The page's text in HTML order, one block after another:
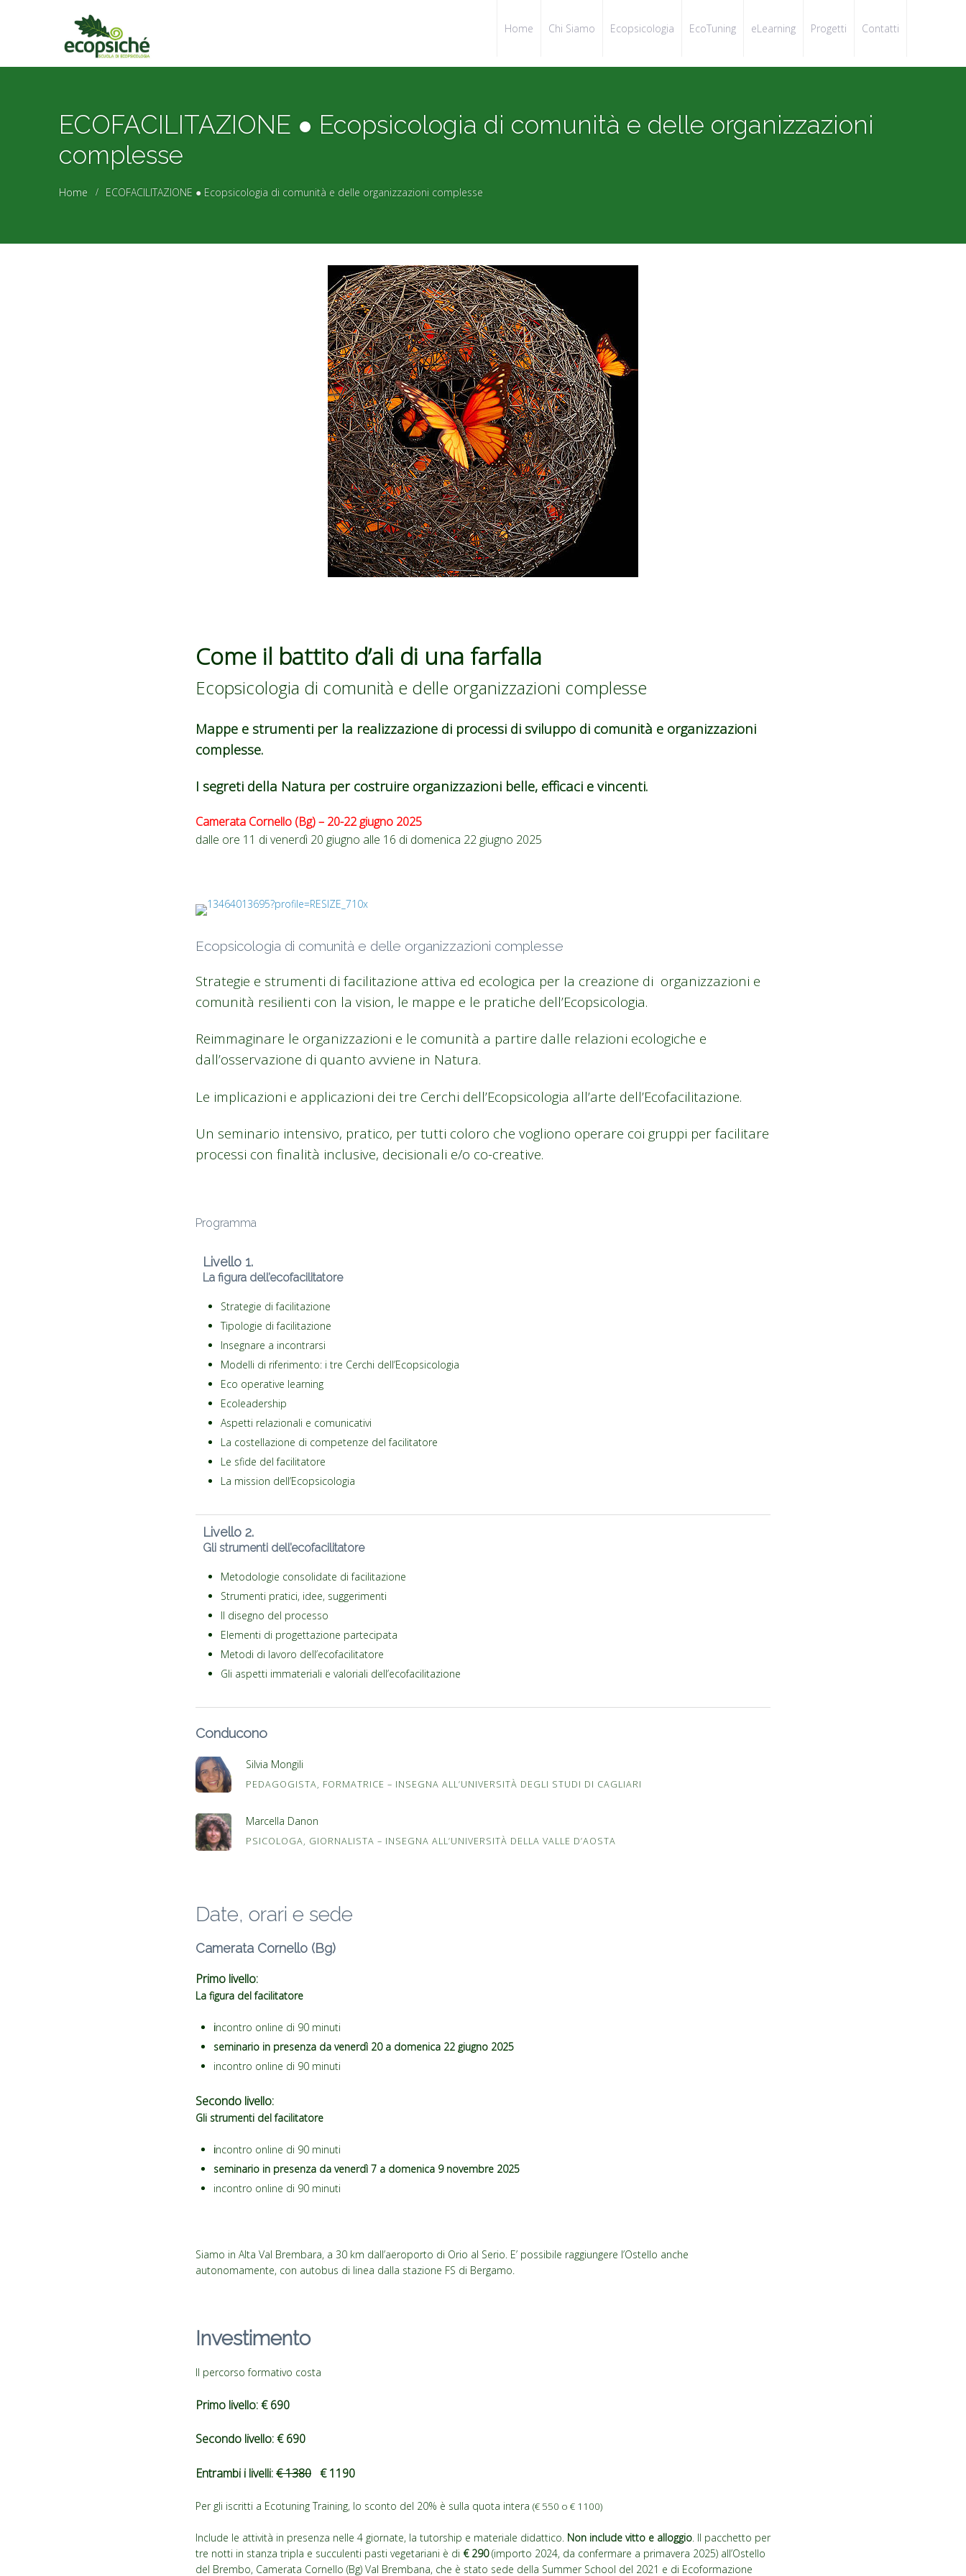
Home Chi Siamo Ecopsicologia EcoTuning eLearning Progetti Contatti
ECOFACILITAZIONE ● Ecopsicologia di comunità e delle organizzazioni
complesse
Home ECOFACILITAZIONE ● Ecopsicologia di comunità e delle organizzazioni complesse
Come il battito d’ali di una farfalla
Ecopsicologia di comunità e delle organizzazioni complesse
Mappe e strumenti per la realizzazione di processi di sviluppo di comunità e organizzazioni
complesse.
I segreti della Natura per costruire organizzazioni belle, efficaci e vincenti.
Camerata Cornello (Bg) – 20-22 giugno 2025
dalle ore 11 di venerdì 20 giugno alle 16 di domenica 22 giugno 2025
Ecopsicologia di comunità e delle organizzazioni complesse
Strategie e strumenti di facilitazione attiva ed ecologica per la creazione di organizzazioni e
comunità resilienti con la vision, le mappe e le pratiche dell’Ecopsicologia.
Reimmaginare le organizzazioni e le comunità a partire dalle relazioni ecologiche e
dall’osservazione di quanto avviene in Natura.
Le implicazioni e applicazioni dei tre Cerchi dell’Ecopsicologia all’arte dell’Ecofacilitazione.
Un seminario intensivo, pratico, per tutti coloro che vogliono operare coi gruppi per facilitare
processi con finalità inclusive, decisionali e/o co-creative.
Programma
Livello 1.
La figura dell’ecofacilitatore
Strategie di facilitazione
Tipologie di facilitazione
Insegnare a incontrarsi
Modelli di riferimento: i tre Cerchi dell’Ecopsicologia
Eco operative learning
Ecoleadership
Aspetti relazionali e comunicativi
La costellazione di competenze del facilitatore
Le sfide del facilitatore
La mission dell’Ecopsicologia
Livello 2.
Gli strumenti dell’ecofacilitatore
Metodologie consolidate di facilitazione
Strumenti pratici, idee, suggerimenti
Il disegno del processo
Elementi di progettazione partecipata
Metodi di lavoro dell’ecofacilitatore
Gli aspetti immateriali e valoriali dell’ecofacilitazione
Conducono
Silvia Mongili
PEDAGOGISTA, FORMATRICE – INSEGNA ALL’UNIVERSITÀ DEGLI STUDI DI CAGLIARI
Marcella Danon
PSICOLOGA, GIORNALISTA – INSEGNA ALL’UNIVERSITÀ DELLA VALLE D’AOSTA
Date, orari e sede
Camerata Cornello (Bg)
Primo livello:
La figura del facilitatore
incontro online di 90 minuti
seminario in presenza da venerdì 20 a domenica 22 giugno 2025
incontro online di 90 minuti
Secondo livello:
Gli strumenti del facilitatore
incontro online di 90 minuti
seminario in presenza da venerdì 7 a domenica 9 novembre 2025
incontro online di 90 minuti
Siamo in Alta Val Brembara, a 30 km dall’aeroporto di Orio al Serio. E’ possibile raggiungere l’Ostello anche
autonomamente, con autobus di linea dalla stazione FS di Bergamo.
Investimento
Il percorso formativo costa
Primo livello:€ 690
Secondo livello: € 690
Entrambi i livelli:€ 1380 € 1190
Per gli iscritti a Ecotuning Training, lo sconto del 20% è sulla quota intera (€ 550 o € 1100)
Include le attività in presenza nelle 4 giornate, la tutorship e materiale didattico. Non include vitto e alloggio. Il pacchetto per
tre notti in stanza tripla e succulenti pasti vegetariani è di € 290(importo 2024, da confermare a primavera 2025) all’Ostello
del Brembo, Camerata Cornello (Bg) Val Brembana, che è stato sede della Summer School del 2021 e di Ecoformazione